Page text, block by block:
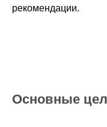
рекомендации.
Основные